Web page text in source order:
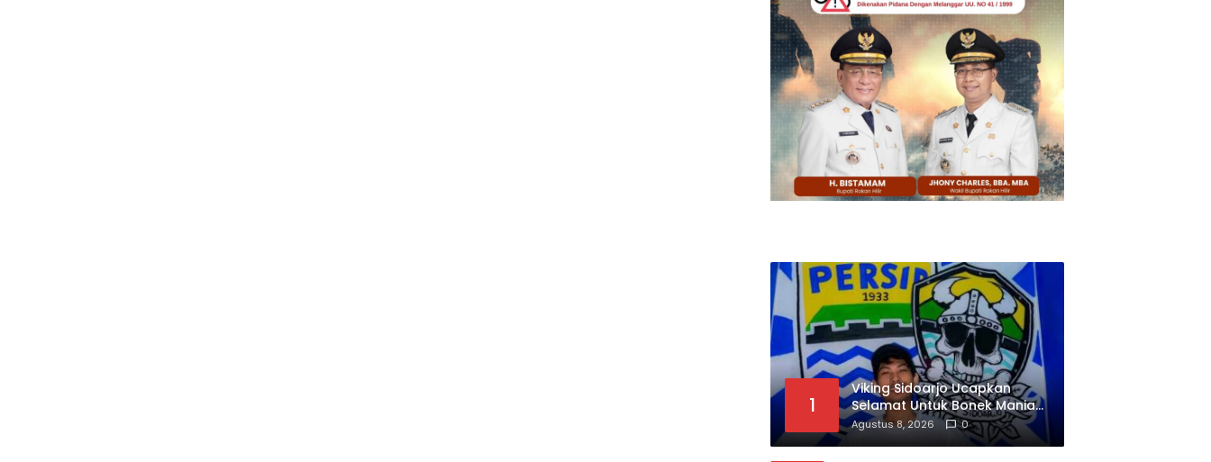
1
Viking Sidoarjo Ucapkan
Selamat Untuk Bonek Mania
Atas Persebaya Juara Piala
Presiden 2026
Agustus 8, 2026 0